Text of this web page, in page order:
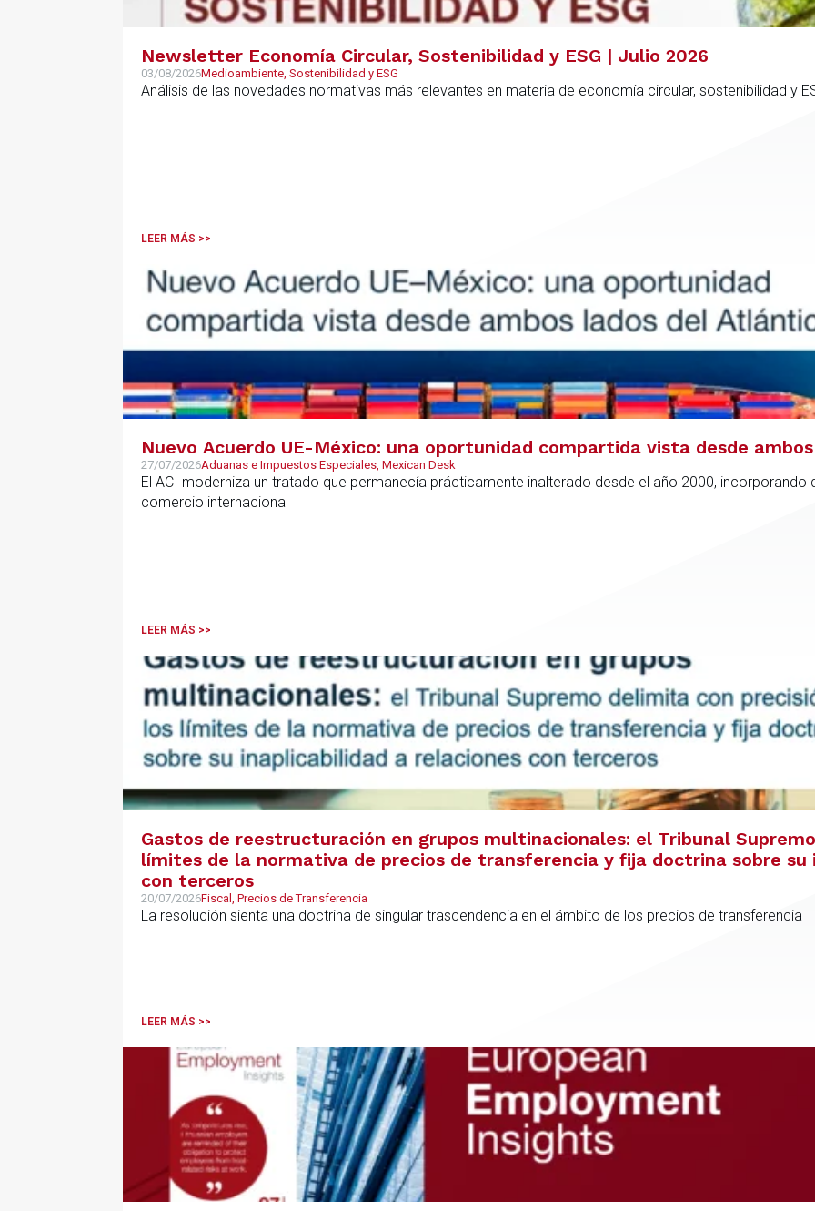
Newsletter Economía Circular, Sostenibilidad y ESG | Julio 2026
03/08/2026Medioambiente, Sostenibilidad y ESG
Análisis de las novedades normativas más relevantes en materia de economía circular, sostenibilidad y
LEER MÁS >>
Nuevo Acuerdo UE-México: una oportunidad compartida vista desde
27/07/2026Aduanas e Impuestos Especiales, Mexican Desk
El ACI moderniza un tratado que permanecía prácticamente inalterado desde el año 2000, incorporando
comercio internacional
LEER MÁS >>
Gastos de reestructuración en grupos multinacionales: el Tribunal
límites de la normativa de precios de transferencia y fija doctrina sobre su
con terceros
20/07/2026Fiscal, Precios de Transferencia
La resolución sienta una doctrina de singular trascendencia en el ámbito de los precios de transferencia
LEER MÁS >>